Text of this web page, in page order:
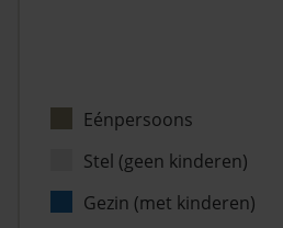
Eénpersoons
Stel (geen kinderen)
Gezin (met kinderen)